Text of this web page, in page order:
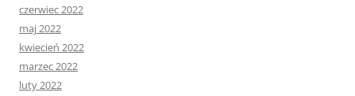
czerwiec 2022
maj 2022
kwiecień 2022
marzec 2022
luty 2022